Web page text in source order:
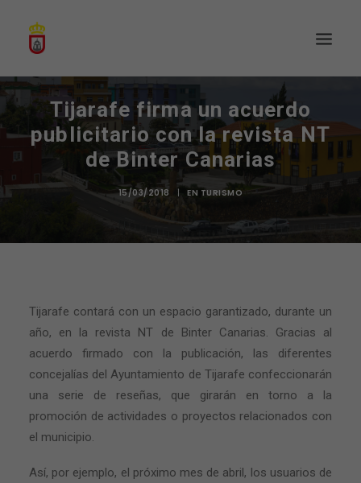
Tijarafe firma un acuerdo
publicitario con la revista NT
de Binter Canarias
15/03/2018 | EN TURISMO
Tijarafe contará con un espacio garantizado, durante un
año, en la revista NT de Binter Canarias. Gracias al
acuerdo firmado con la publicación, las diferentes
concejalías del Ayuntamiento de Tijarafe confeccionarán
una serie de reseñas, que girarán en torno a la
promoción de actividades o proyectos relacionados con
el municipio.
Así, por ejemplo, el próximo mes de abril, los usuarios de